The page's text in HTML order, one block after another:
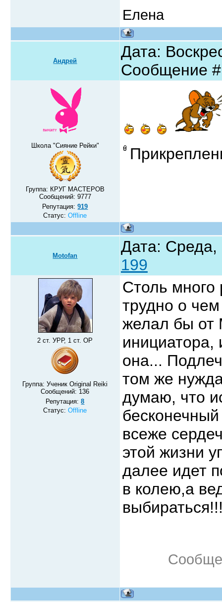
Елена
Андрей
Дата:
Сообщение
Школа "Сияние Рейки"
Группа: КРУГ МАСТЕРОВ
Сообщений: 9777
Репутация:919
Статус:Offline
Motofan
Дата:
199
2 ст. УРР, 1 ст. ОР
Группа: Ученик Original Reiki
Сообщений: 136
Репутация:8
Статус:Offline
Столь много
трудно о
желал бы от
инициатора,
она...
том же
думаю, что
всеже
этой жизни
далее идет
в колею,а